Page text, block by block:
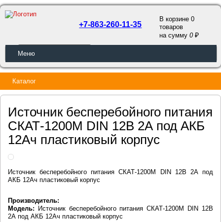
ОБРАТНЫЙ ЗВОНОК
+7-863-260-11-35
В корзине 0
товаров
на сумму0
Меню
Каталог
Источник бесперебойного питания
СКАТ-1200М DIN 12В 2А под АКБ
12Ач пластиковый корпус
Источник бесперебойного питания СКАТ-1200М DIN 12В 2А под
АКБ 12Ач пластиковый корпус
Производитель:
Модель: Источник бесперебойного питания СКАТ-1200М DIN 12В
2А под АКБ 12Ач пластиковый корпус